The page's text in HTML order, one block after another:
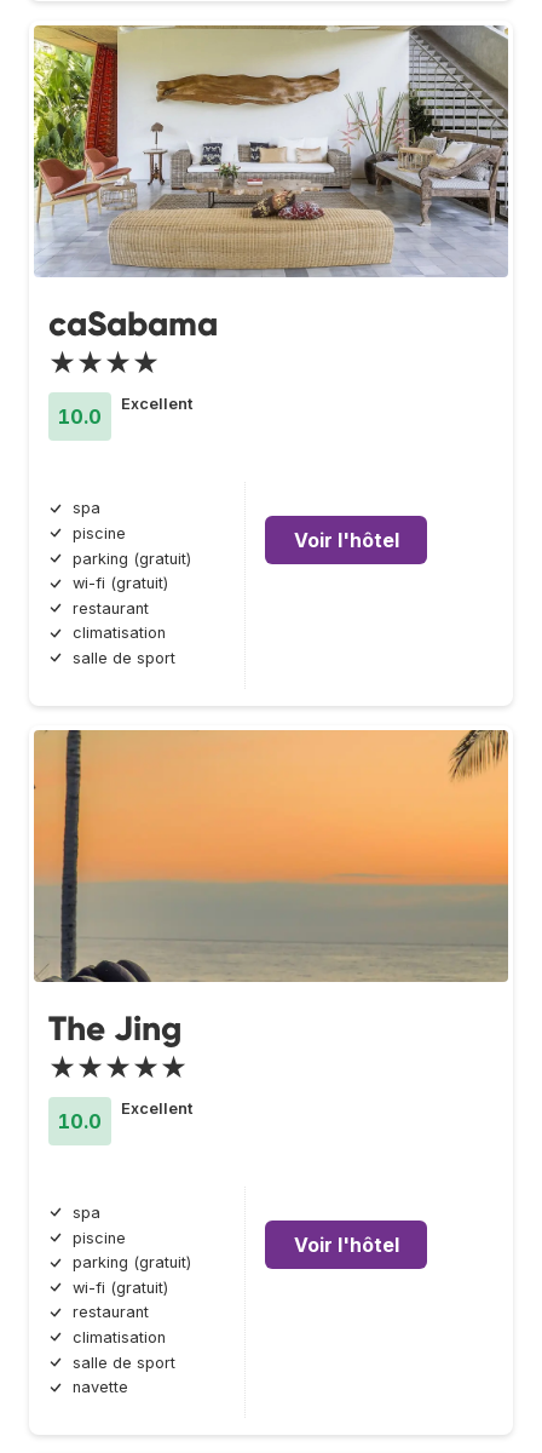
caSabama
★★★★
10.0
Excellent
spa
piscine
parking (gratuit)
wi-fi (gratuit)
restaurant
climatisation
salle de sport
Voir l'hôtel
The Jing
★★★★★
10.0
Excellent
spa
piscine
parking (gratuit)
wi-fi (gratuit)
restaurant
climatisation
salle de sport
navette
Voir l'hôtel